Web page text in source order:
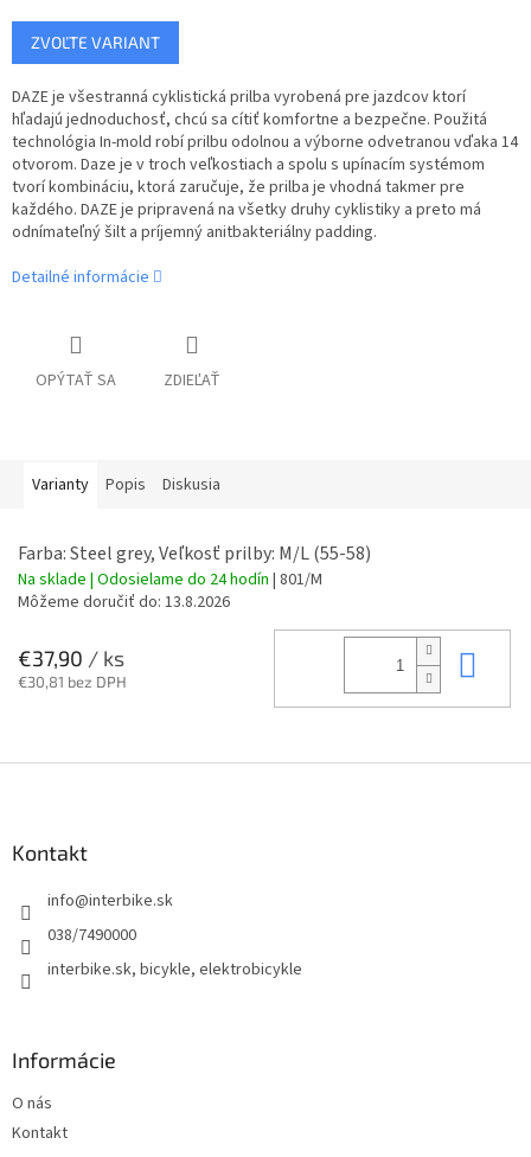
Jednotková
cena:
ZVOĽTE VARIANT
DAZE je všestranná cyklistická prilba vyrobená pre jazdcov ktorí
hľadajú jednoduchosť, chcú sa cítiť komfortne a bezpečne. Použitá
technológia In-mold robí prilbu odolnou a výborne odvetranou vďaka 14
otvorom. Daze je v troch veľkostiach a spolu s upínacím systémom
tvorí kombináciu, ktorá zaručuje, že prilba je vhodná takmer pre
každého. DAZE je pripravená na všetky druhy cyklistiky a preto má
odnímateľný šilt a príjemný anitbakteriálny padding.
Detailné informácie
OPÝTAŤ SA ZDIEĽAŤ
Varianty Popis Diskusia
Farba: Steel grey, Veľkosť prilby: M/L (55-58)
Na sklade | Odosielame do 24 hodín | 801/M
Môžeme doručiť do: 13.8.2026
€37,90 / ks
€30,81 bez DPH
Kontakt
info@interbike.sk
038/7490000
interbike.sk, bicykle, elektrobicykle
Informácie
O nás
Kontakt